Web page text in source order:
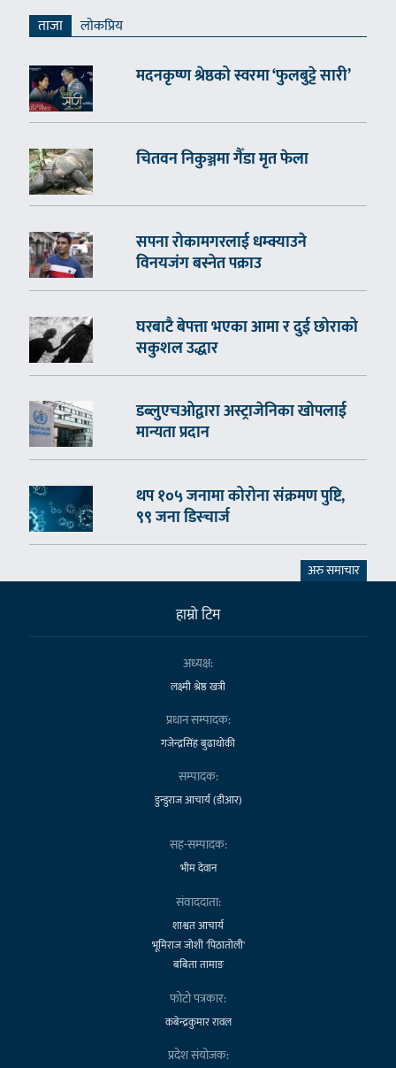
ताजा लाेकप्रिय
मदनकृष्ण श्रेष्ठको स्वरमा ‘फुलबुट्टे सारी’
चितवन निकुञ्जमा गैँडा मृत फेला
सपना रोकामगरलाई धम्क्याउने
विनयजंग बस्नेत पक्राउ
घरबाटै बेपत्ता भएका आमा र दुई छोराको
सकुशल उद्धार
डब्लुएचओद्वारा अस्ट्राजेनिका खोपलाई
मान्यता प्रदान
थप १०५ जनामा कोरोना संक्रमण पुष्टि,
९९ जना डिस्चार्ज
अरु समाचार
हाम्राे टिम
अध्यक्ष:
लक्ष्मी श्रेष्ठ खत्री
प्रधान सम्पादक:
गजेन्द्रसिंह बुढाथोकी
सम्पादक:
डुन्डुराज आचार्य (डीआर)
सह-सम्पादक:
भीम देवान
संवाददाता:
शाश्वत आचार्य
भूमिराज जोशी 'पिठातोली'
बबिता तामाङ
फोटो पत्रकार:
कबेन्द्रकुमार रावल
प्रदेश संयोजक: